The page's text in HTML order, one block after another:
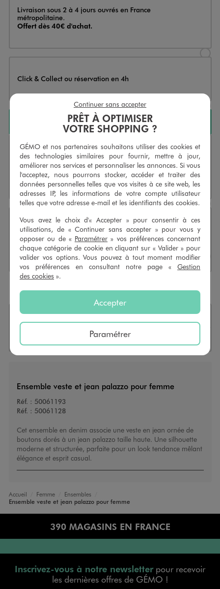
Livraison
Livraison sous 2 à 4 jours ouvrés en France
métropolitaine.
Offert dès 40€ d'achat.
Click & Collect ou réservation en 4h
Sélectionner l’option de
AJOUTER AU PANIER
Livraison
Livraison sous 2 à 4 jours ouvrés en France
métropolitaine.
Offert dès 40€ d'achat.
Indisponible
Sélectionner l’option de
Click & Collect ou réservation en 4h
Sélectionner l’option de
CHOISIR UN MAGASIN
+36 pointsgrâce à cet achat
30 jours
Ensemble veste et jean palazzo pour femme
Réf. : 50061193
Réf. : 50061128
Cet ensemble en denim associe une veste en jean ornée de
boutons dorés à un jean palazzo taille haute. Une silhouette
moderne et structurée, parfaite pour un look tendance mêlant
élégance et esprit casual.
Accueil Femme
Ensembles
Ensemble veste et jean palazzo pour femme
390 MAGASINS EN FRANCE
Inscrivez-vous à notre newsletterpour recevoir
les dernières offres de GÉMO !
PRÊT À OPTIMISER
VOTRE SHOPPING ?
GÉMO et nos partenaires souhaitons utiliser des cookies et
des technologies similaires pour fournir, mettre à jour,
améliorer nos services et personnaliser les annonces. Si vous
l'acceptez, nous pourrons stocker, accéder et traiter des
données personnelles telles que vos visites à ce site web, les
adresses IP, les informations de votre compte utilisateur
telles que votre adresse e-mail et les identifiants des cookies.
Vous avez le choix d'« Accepter » pour consentir à ces
utilisations, de « Continuer sans accepter » pour vous y
opposer ou de « Paramétrer » vos préférences concernant
chaque catégorie de cookie en cliquant sur « Valider » pour
valider vos options. Vous pouvez à tout moment modifier
vos préférences en consultant notre page « Gestion
des cookies ».
Accepter
Paramétrer
Continuer sans accepter